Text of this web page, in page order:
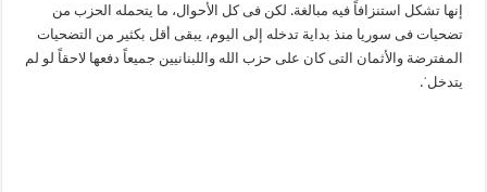
إنها تشکل استنزافاً فیه مبالغة. لکن فی کل الأحوال، ما یتحمله الحزب من
تضحیات فی سوریا منذ بدایة تدخله إلی الیوم، یبقی أقل بکثیر من التضحیات
المفترضة والأثمان التی کان علی حزب الله واللبنانیین جمیعاً دفعها لاحقاً لو لم
یتدخلˈ.